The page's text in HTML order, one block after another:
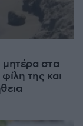
μητέρα στα
της και